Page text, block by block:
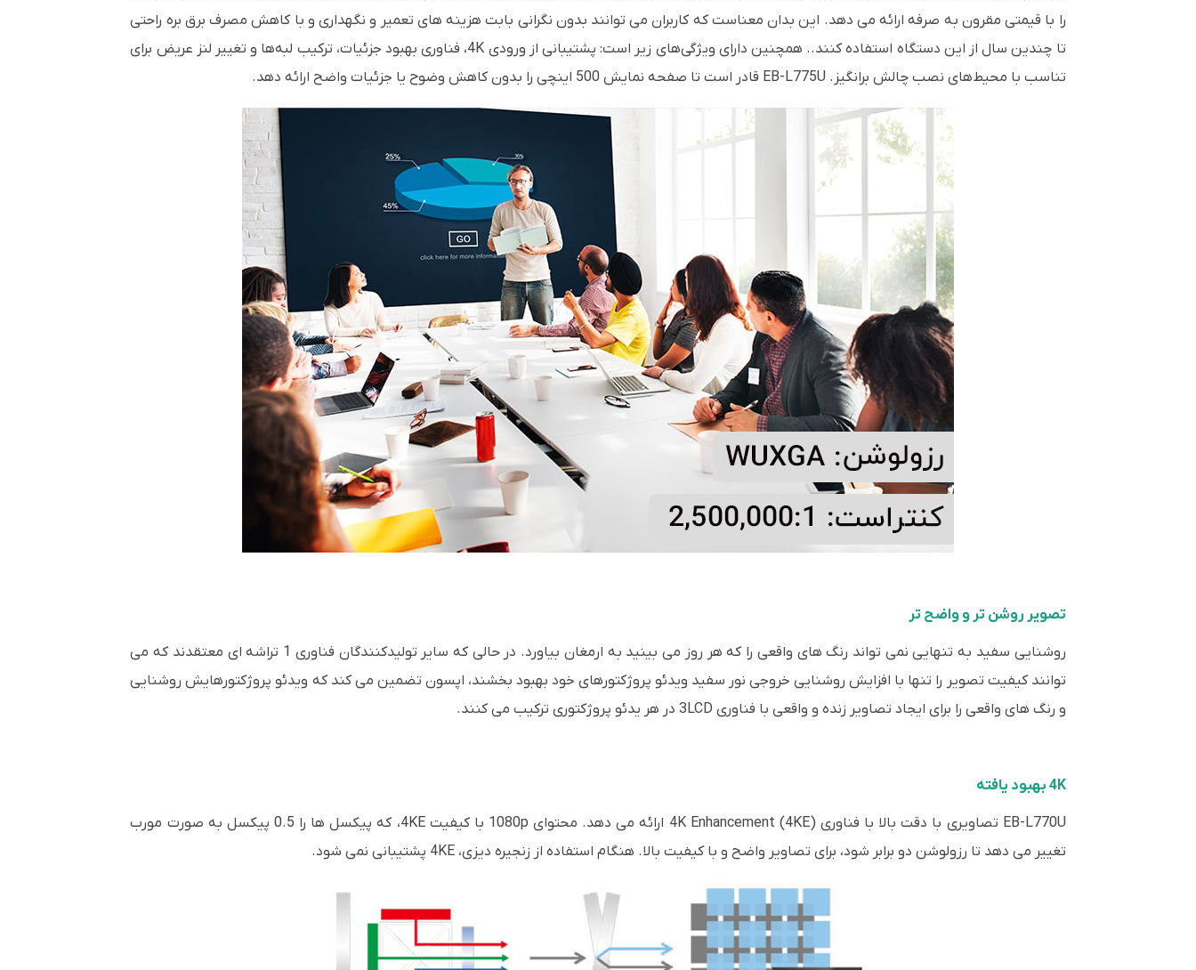
را با قیمتی مقرون به صرفه ارائه می دهد. این بدان معناست که کاربران می توانند بدون نگرانی بابت هزینه های تعمیر و نگهداری و با کاهش مصرف برق بره راحتی
تا چندین سال از این دستگاه استفاده کنند.. همچنین دارای ویژگی‌های زیر است: پشتیبانی از ورودی 4K، فناوری بهبود جزئیات، ترکیب لبه‌ها و تغییر لنز عریض برای
تناسب با محیط‌های نصب چالش برانگیز. EB-L775U قادر است تا صفحه نمایش 500 اینچی را بدون کاهش وضوح یا جزئیات واضح ارائه دهد.
تصویر روشن تر و واضح تر
روشنایی سفید به تنهایی نمی تواند رنگ های واقعی را که هر روز می بینید به ارمغان بیاورد. در حالی که سایر تولیدکنندگان فناوری 1 تراشه ای معتقدند که می
توانند کیفیت تصویر را تنها با افزایش روشنایی خروجی نور سفید ویدئو پروژکتورهای خود بهبود بخشند، اپسون تضمین می کند که ویدئو پروژکتورهایش روشنایی
و رنگ های واقعی را برای ایجاد تصاویر زنده و واقعی با فناوری 3LCD در هر یدئو پروژکتوری ترکیب می کنند.
4K بهبود یافته
EB-L770U تصاویری با دقت بالا با فناوری 4K Enhancement (4KE) ارائه می دهد. محتوای 1080p با کیفیت 4KE، که پیکسل ها را 0.5 پیکسل به صورت مورب
تغییر می دهد تا رزولوشن دو برابر شود، برای تصاویر واضح و با کیفیت بالا. هنگام استفاده از زنجیره دیزی، 4KE پشتیبانی نمی شود.